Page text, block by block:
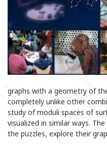
graphs with a geometry of
completely unlike other
study of moduli spaces of
visualized in similar ways.
the puzzles, explore their